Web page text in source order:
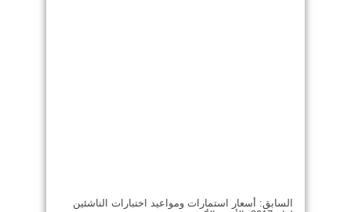
السابق: أسعار استمارات ومواعيد اختبارات الناشئين